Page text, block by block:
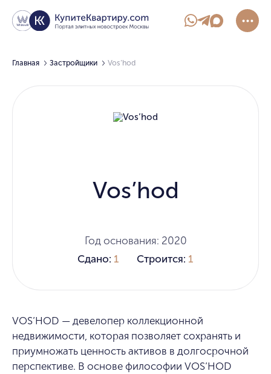
Главная Застройщики Vos’hod
VOS’HOD — девелопер коллекционной
недвижимости, которая позволяет сохранять и
приумножать ценность активов в долгосрочной
перспективе. В основе философии VOS’HOD
Vos’hod
Год основания: 2020
Сдано: 1 Строится: 1